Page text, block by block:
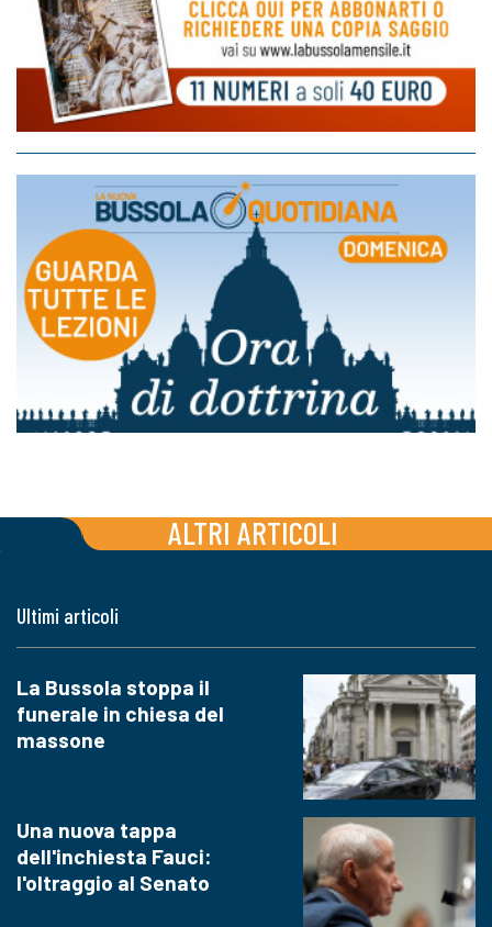
ALTRI ARTICOLI
Ultimi articoli
La Bussola stoppa il
funerale in chiesa del
massone
Una nuova tappa
dell'inchiesta Fauci:
l'oltraggio al Senato